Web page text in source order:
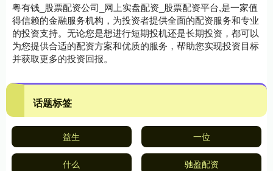
粤有钱_股票配资公司_网上实盘配资_股票配资平台,是一家值
得信赖的金融服务机构，为投资者提供全面的配资服务和专业
的投资支持。无论您是想进行短期投机还是长期投资，都可以
为您提供合适的配资方案和优质的服务，帮助您实现投资目标
并获取更多的投资回报。
话题标签
益生 一位
什么 驰盈配资